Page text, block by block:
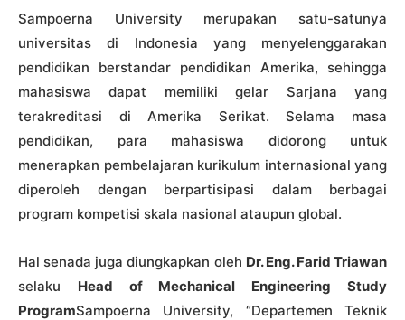
Sampoerna University merupakan satu-satunya
universitas di Indonesia yang menyelenggarakan
pendidikan berstandar pendidikan Amerika, sehingga
mahasiswa dapat memiliki gelar Sarjana yang
terakreditasi di Amerika Serikat. Selama masa
pendidikan, para mahasiswa didorong untuk
menerapkan pembelajaran kurikulum internasional yang
diperoleh dengan berpartisipasi dalam berbagai
program kompetisi skala nasional ataupun global.
Hal senada juga diungkapkan oleh Dr. Eng. Farid Triawan
selaku Head of Mechanical Engineering Study
ProgramSampoerna University, “Departemen Teknik